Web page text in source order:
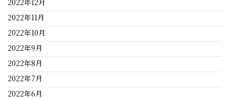
2022年12月
2022年11月
2022年10月
2022年9月
2022年8月
2022年7月
2022年6月